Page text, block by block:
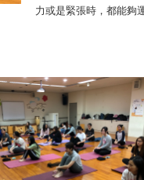
力或是緊張時，都能夠